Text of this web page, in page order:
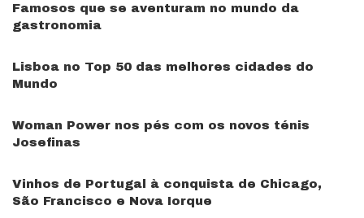
Famosos que se aventuram no mundo da
gastronomia
Lisboa no Top 50 das melhores cidades do
Mundo
Woman Power nos pés com os novos ténis
Josefinas
Vinhos de Portugal à conquista de Chicago,
São Francisco e Nova Iorque